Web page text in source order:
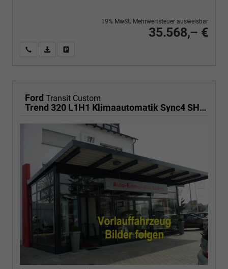
35.568,– €
19% MwSt. Mehrwertsteuer ausweisbar
Wir rufen Sie anPDF-Fahrzeugexposé drucken
Ford Transit Custom
Trend 320 L1H1 Klimaautomatik Sync4 SHZ 2 x Einparkhilfe Kamera 5JG